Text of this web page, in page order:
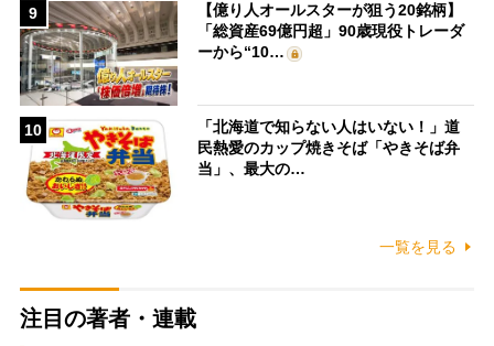
9
【億り人オールスターが狙う20銘柄】
「総資産69億円超」90歳現役トレーダ
ーから“10…
10
「北海道で知らない人はいない！」道
民熱愛のカップ焼きそば「やきそば弁
当」、最大の…
一覧を見る
注目の著者・連載